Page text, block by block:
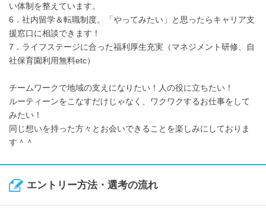
い体制を整えています。
6．社内留学＆転職制度。「やってみたい」と思ったらキャリア支
援窓口に相談できます！
7．ライフステージに合った福利厚生充実（マネジメント研修、自
社保育園利用無料etc）
チームワークで地域の支えになりたい！人の役に立ちたい！
ルーティーンをこなすだけじゃなく、ワクワクするお仕事をして
みたい！
同じ想いを持った方々とお会いできることを楽しみにしておりま
す＾＾
エントリー方法・選考の流れ